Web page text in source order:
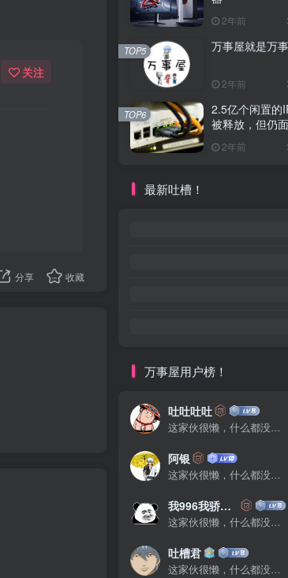
关注
分享 收藏
2年前
万事屋就是万
2年前
TOP5
2.5亿个闲置的
被释放，但仍
2年前
TOP6
最新吐槽！
万事屋用户榜！
吐吐吐吐
这家伙很懒，什么都没有写...
阿银
这家伙很懒，什么都没有写...
我996我骄傲了么
这家伙很懒，什么都没有写...
吐槽君
这家伙很懒，什么都没有写...